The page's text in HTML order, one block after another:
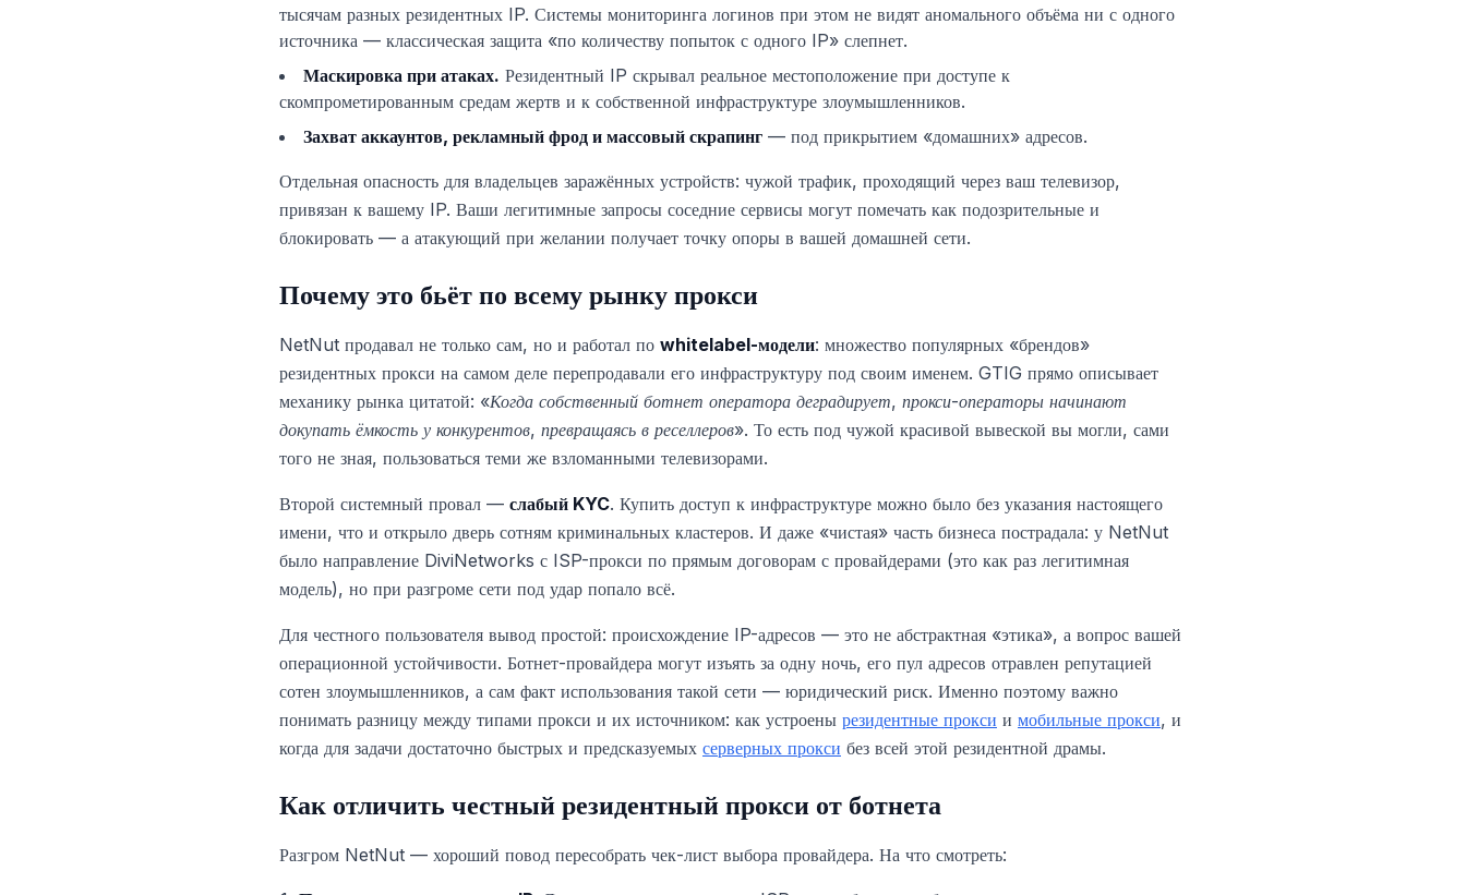
тысячам разных резидентных IP. Системы мониторинга логинов при этом не видят аномального объёма ни с одного
источника — классическая защита «по количеству попыток с одного IP» слепнет.
Маскировка при атаках. Резидентный IP скрывал реальное местоположение при доступе к
скомпрометированным средам жертв и к собственной инфраструктуре злоумышленников.
Захват аккаунтов, рекламный фрод и массовый скрапинг — под прикрытием «домашних» адресов.
Отдельная опасность для владельцев заражённых устройств: чужой трафик, проходящий через ваш телевизор,
привязан к вашему IP. Ваши легитимные запросы соседние сервисы могут помечать как подозрительные и
блокировать — а атакующий при желании получает точку опоры в вашей домашней сети.
Почему это бьёт по всему рынку прокси
NetNut продавал не только сам, но и работал по whitelabel-модели: множество популярных «брендов»
резидентных прокси на самом деле перепродавали его инфраструктуру под своим именем. GTIG прямо описывает
механику рынка цитатой: «Когда собственный ботнет оператора деградирует, прокси-операторы начинают
докупать ёмкость у конкурентов, превращаясь в реселлеров». То есть под чужой красивой вывеской вы могли, сами
того не зная, пользоваться теми же взломанными телевизорами.
Второй системный провал — слабый KYC. Купить доступ к инфраструктуре можно было без указания настоящего
имени, что и открыло дверь сотням криминальных кластеров. И даже «чистая» часть бизнеса пострадала: у NetNut
было направление DiviNetworks с ISP-прокси по прямым договорам с провайдерами (это как раз легитимная
модель), но при разгроме сети под удар попало всё.
Для честного пользователя вывод простой: происхождение IP-адресов — это не абстрактная «этика», а вопрос вашей
операционной устойчивости. Ботнет-провайдера могут изъять за одну ночь, его пул адресов отравлен репутацией
сотен злоумышленников, а сам факт использования такой сети — юридический риск. Именно поэтому важно
понимать разницу между типами прокси и их источником: как устроены резидентные прокси и мобильные прокси, и
когда для задачи достаточно быстрых и предсказуемых серверных прокси без всей этой резидентной драмы.
Как отличить честный резидентный прокси от ботнета
Разгром NetNut — хороший повод пересобрать чек-лист выбора провайдера. На что смотреть: